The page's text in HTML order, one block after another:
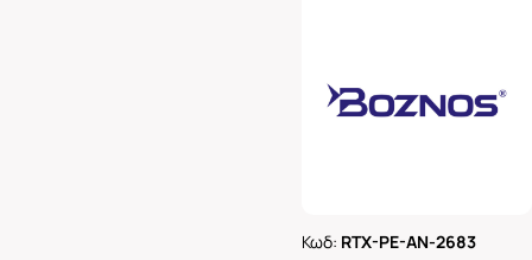
Κωδ: RTX-PE-AN-2683